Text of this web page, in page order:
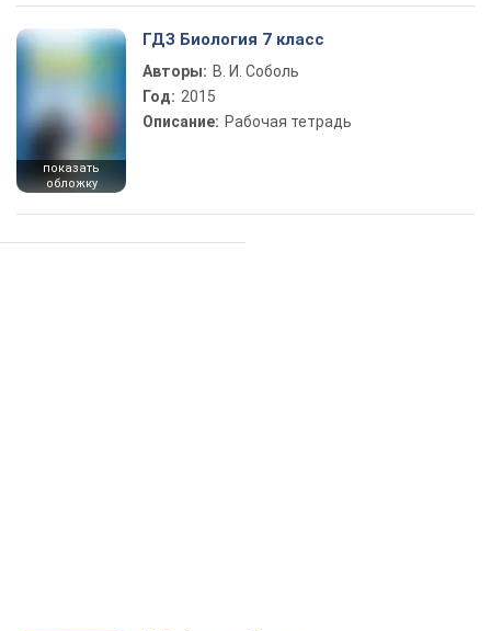
показать
обложку
ГДЗ Биология 7 класс
Авторы: В. И. Соболь
Год: 2015
Описание: Рабочая тетрадь